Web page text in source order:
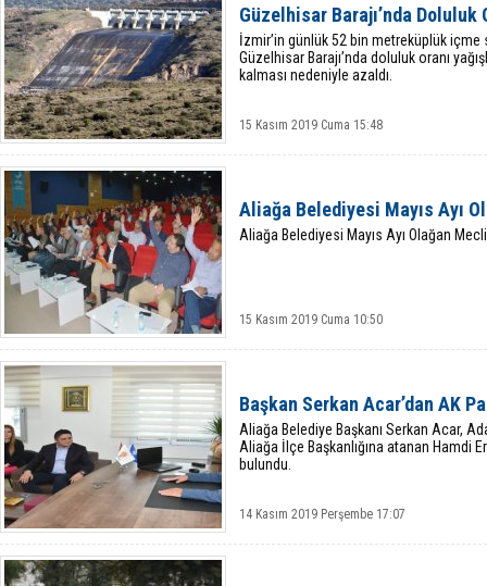
Güzelhisar Barajı’nda Doluluk
İzmir’in günlük 52 bin metreküplük içme
Güzelhisar Barajı’nda doluluk oranı
kalması nedeniyle azaldı.
15 Kasım 2019 Cuma 15:48
Aliağa Belediyesi Mayıs Ayı
Aliağa Belediyesi Mayıs Ayı Olağan
15 Kasım 2019 Cuma 10:50
Başkan Serkan Acar’dan AK
Aliağa Belediye Başkanı Serkan Acar,
Aliağa İlçe Başkanlığına atanan Hamdi
bulundu.
14 Kasım 2019 Perşembe 17:07